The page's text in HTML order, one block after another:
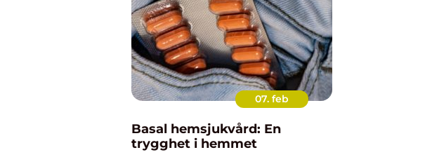
07. feb
Basal hemsjukvård: En
trygghet i hemmet